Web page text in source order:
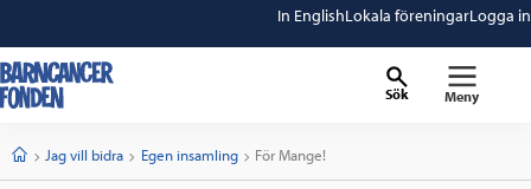
In EnglishLokala föreningarLogga in
Sök Meny
StartJag vill bidra Egen insamling Current:
För Mange!